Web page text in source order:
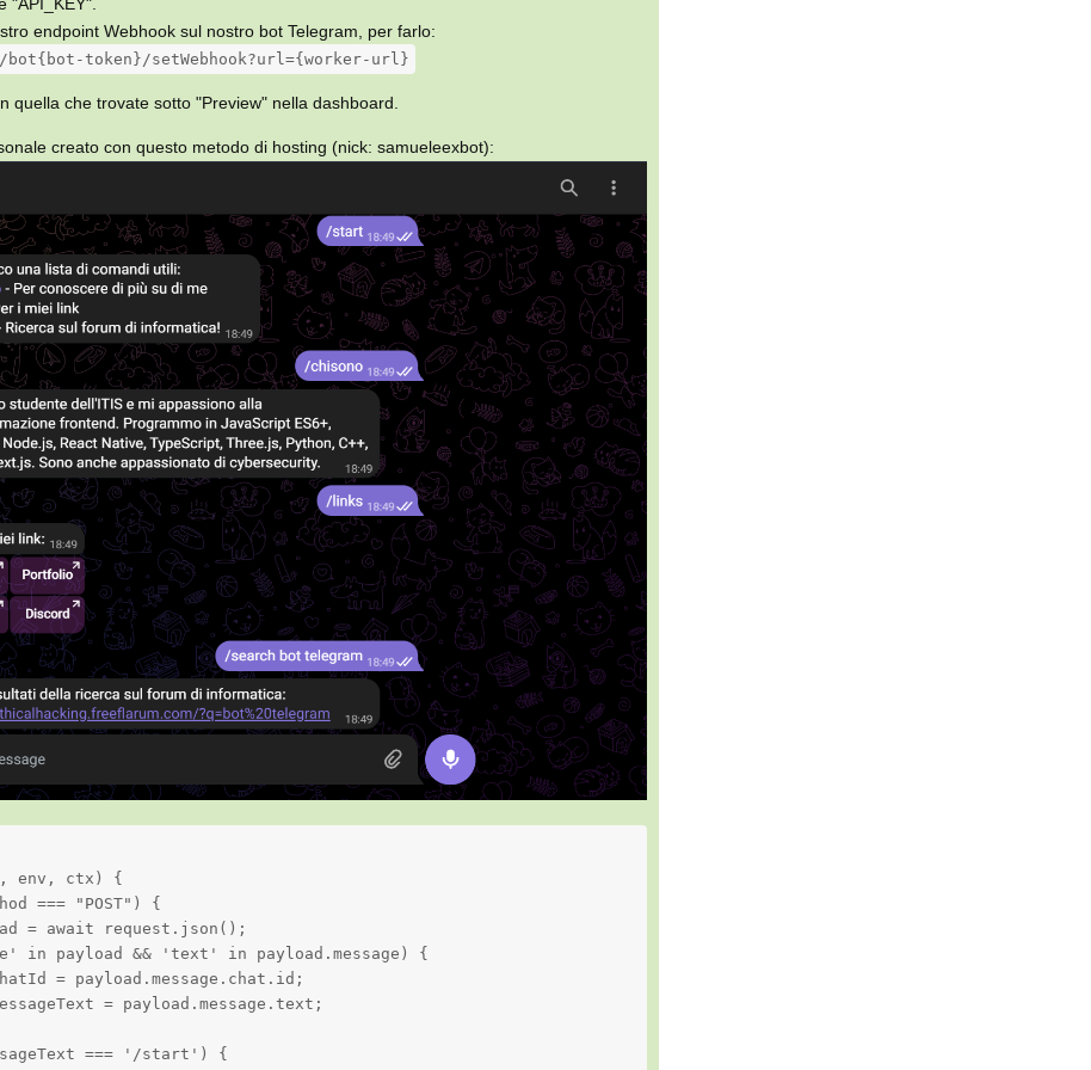
endpoint Webhook sul nostro bot Telegram, per farlo:
token}/setWebhook?url={worker-url}
quella che trovate sotto "Preview" nella dashboard.
creato con questo metodo di hosting (nick: samueleexbot):
env, ctx) {
=== "POST") {
= await request.json();
in payload && 'text' in payload.message) {
= payload.message.chat.id;
= payload.message.text;
=== '/start') {